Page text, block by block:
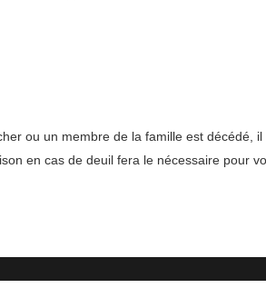
ou un membre de la famille est décédé,
en cas de deuil fera le nécessaire pour